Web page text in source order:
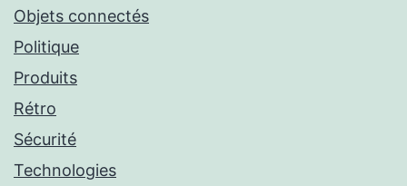
Objets connectés
Politique
Produits
Rétro
Sécurité
Technologies